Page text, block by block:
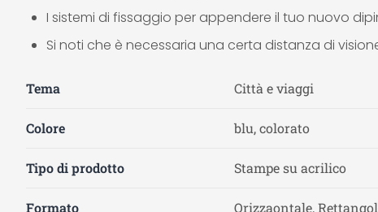
I sistemi di fissaggio per appendere il tuo nuovo
Si noti che è necessaria una certa distanza di
Tema Città e viaggi
Colore blu, colorato
Tipo di prodotto Stampe su acrilico
Formato Orizzaontale,